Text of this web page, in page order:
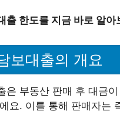
출 한도를 지금 바로 알아
보대출의 개요
은 부동산 판매 후 대금
요. 이를 통해 판매자는